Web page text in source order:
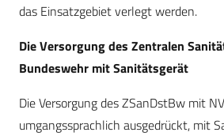
das Einsatzgebiet verlegt werden.
Die Versorgung des Zentralen
Bundeswehr mit Sanitätsgerät
Die Versorgung des ZSanDstBw mit
umgangssprachlich ausgedrückt, mit